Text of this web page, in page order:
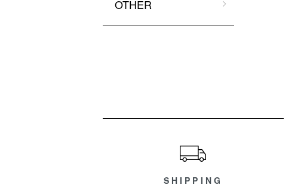
OTHER
SHIPPING